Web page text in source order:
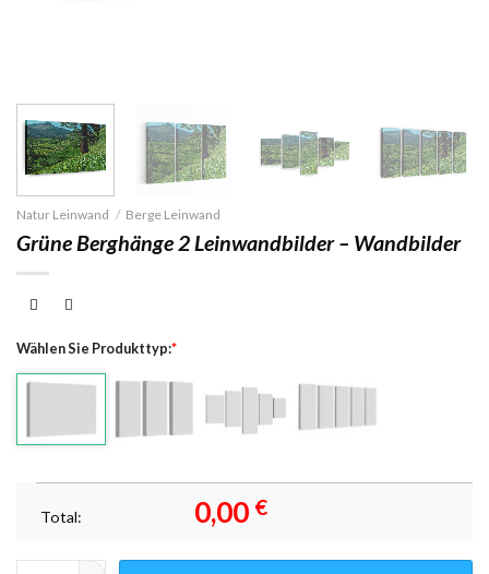
Natur Leinwand / Berge Leinwand
Grüne Berghänge 2 Leinwandbilder – Wandbilder
Wählen Sie Produkttyp:*
Total: 0,00 €